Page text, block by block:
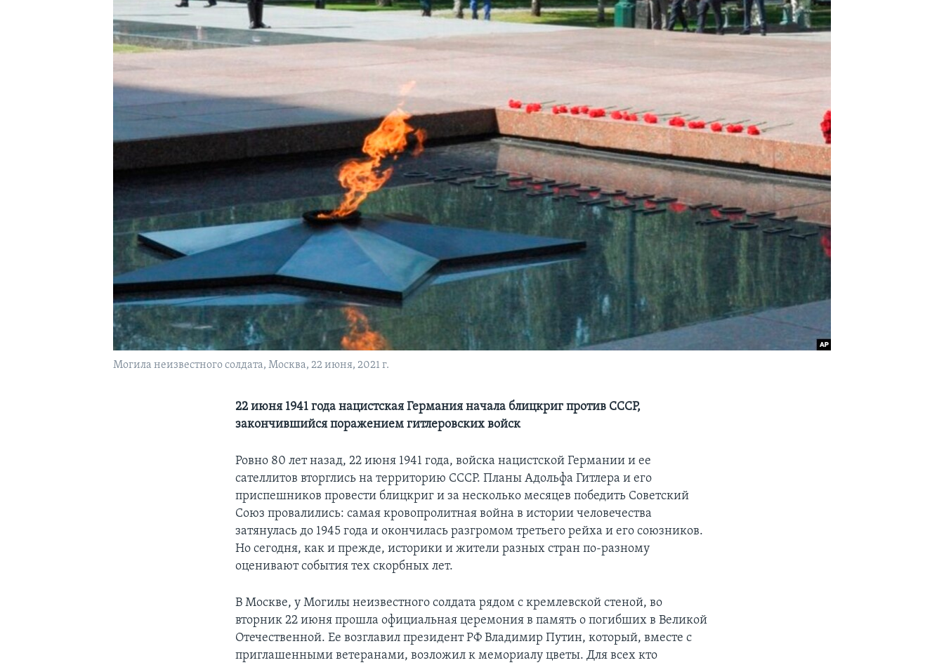
Могила неизвестного солдата, Москва, 22 июня, 2021 г.
22 июня 1941 года нацистская Германия начала блицкриг против СССР,
закончившийся поражением гитлеровских войск
Ровно 80 лет назад, 22 июня 1941 года, войска нацистской Германии и ее
сателлитов вторглись на территорию СССР. Планы Адольфа Гитлера и его
приспешников провести блицкриг и за несколько месяцев победить Советский
Союз провалились: самая кровопролитная война в истории человечества
затянулась до 1945 года и окончилась разгромом третьего рейха и его союзников.
Но сегодня, как и прежде, историки и жители разных стран по-разному
оценивают события тех скорбных лет.
В Москве, у Могилы неизвестного солдата рядом с кремлевской стеной, во
вторник 22 июня прошла официальная церемония в память о погибших в Великой
Отечественной. Ее возглавил президент РФ Владимир Путин, который, вместе с
приглашенными ветеранами, возложил к мемориалу цветы. Для всех кто